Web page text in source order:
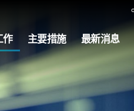
作 主要措施 最新消息